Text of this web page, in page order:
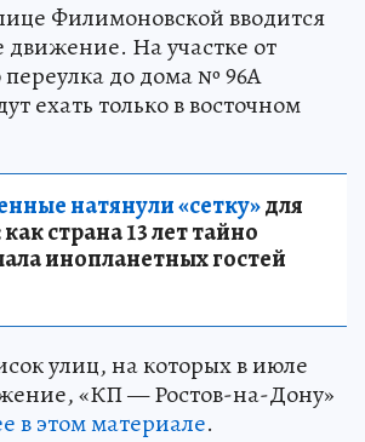
Филимоновской вводится
движение. На участке от
переулка до дома № 96А
ехать только в восточном
натянули «сетку»для
страна 13 лет тайно
инопланетных гостей
улиц, на которых в июле
«КП — Ростов-на-Дону»
в этом материале.